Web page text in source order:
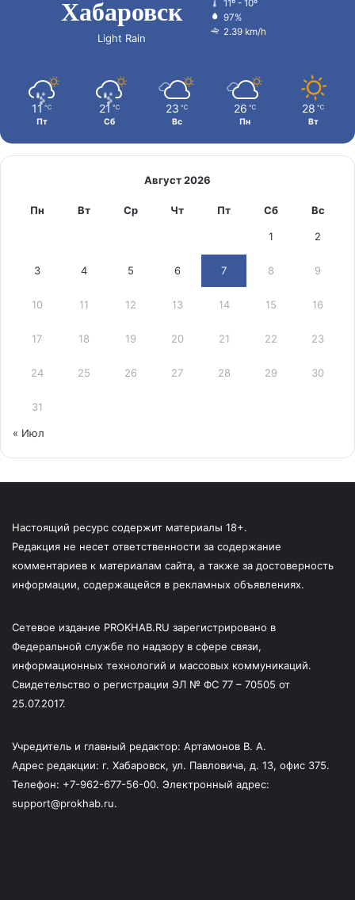
Хабаровск
Light Rain
11º - 10º
97%
2.39 km/h
11 ℃
Пт
21 ℃
Сб
23 ℃
Вс
26 ℃
Пн
28 ℃
Вт
Август 2026
Пн Вт Ср Чт Пт Сб Вс
1 2
3 4 5 6 7 8 9
10 11 12 13 14 15 16
17 18 19 20 21 22 23
24 25 26 27 28 29 30
31
« Июл
Настоящий ресурс содержит материалы 18+.
Редакция не несет ответственности за содержание
комментариев к материалам сайта, а также за достоверность
информации, содержащейся в рекламных объявлениях.
Сетевое издание PROKHAB.RU зарегистрировано в
Федеральной службе по надзору в сфере связи,
информационных технологий и массовых коммуникаций.
Свидетельство о регистрации ЭЛ № ФС 77 – 70505 от
25.07.2017.
Учредитель и главный редактор: Артамонов В. А.
Адрес редакции: г. Хабаровск, ул. Павловича, д. 13, офис 375.
Телефон: +7-962-677-56-00. Электронный адрес:
support@prokhab.ru.